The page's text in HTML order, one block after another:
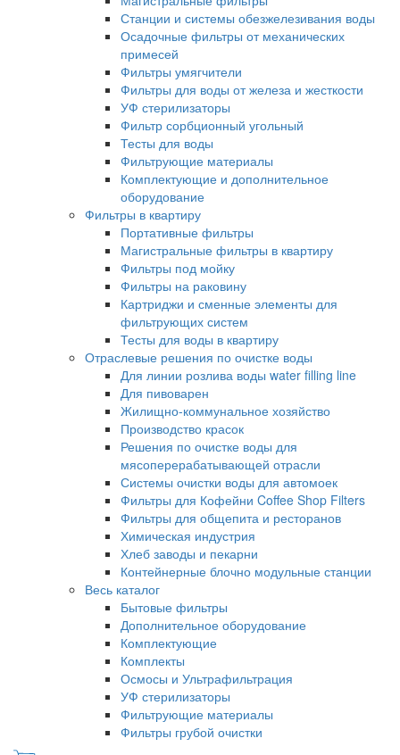
Станции и системы обезжелезивания воды
Осадочные фильтры от механических
примесей
Фильтры умягчители
Фильтры для воды от железа и жесткости
УФ стерилизаторы
Фильтр сорбционный угольный
Тесты для воды
Фильтрующие материалы
Комплектующие и дополнительное
оборудование
Фильтры в квартиру
Портативные фильтры
Магистральные фильтры в квартиру
Фильтры под мойку
Фильтры на раковину
Картриджи и сменные элементы для
фильтрующих систем
Тесты для воды в квартиру
Отраслевые решения по очистке воды
Для линии розлива воды water filling line
Для пивоварен
Жилищно-коммунальное хозяйство
Производство красок
Решения по очистке воды для
мясоперерабатывающей отрасли
Системы очистки воды для автомоек
Фильтры для Кофейни Coffee Shop Filters
Фильтры для общепита и ресторанов
Химическая индустрия
Хлеб заводы и пекарни
Контейнерные блочно модульные станции
Весь каталог
Бытовые фильтры
Дополнительное оборудование
Комплектующие
Комплекты
Осмосы и Ультрафильтрация
УФ стерилизаторы
Фильтрующие материалы
Фильтры грубой очистки